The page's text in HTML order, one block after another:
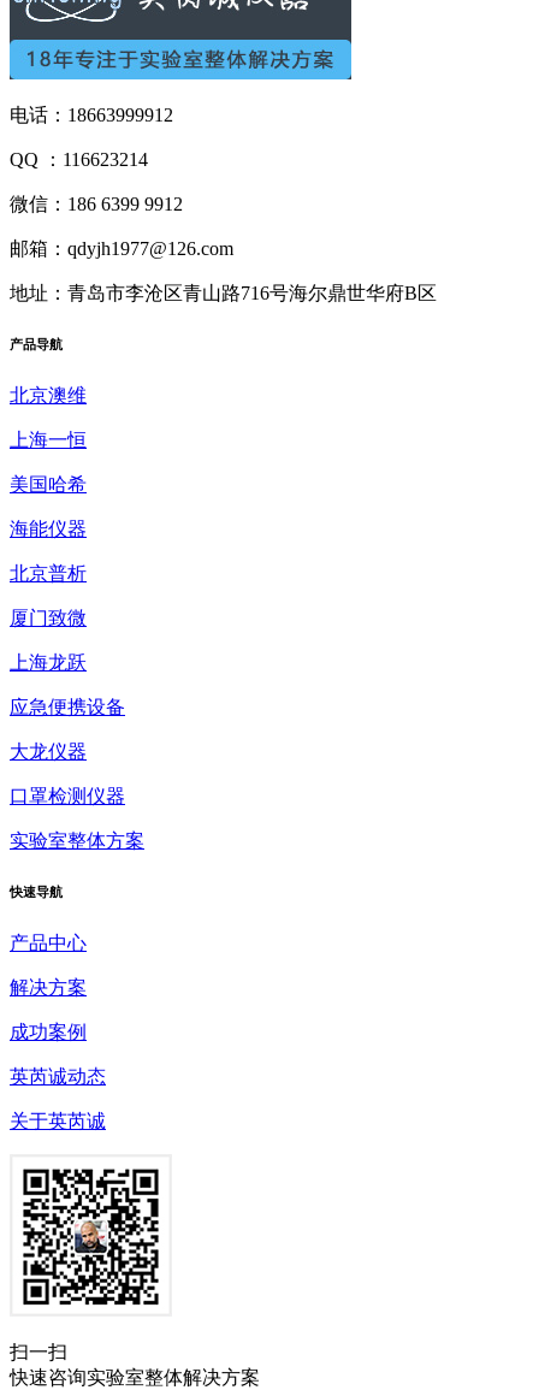
电话：18663999912
QQ ：116623214
微信：186 6399 9912
邮箱：qdyjh1977@126.com
地址：青岛市李沧区青山路716号海尔鼎世华府B区
产品导航
北京澳维
上海一恒
美国哈希
海能仪器
北京普析
厦门致微
上海龙跃
应急便携设备
大龙仪器
口罩检测仪器
实验室整体方案
快速导航
产品中心
解决方案
成功案例
英芮诚动态
关于英芮诚
扫一扫
快速咨询实验室整体解决方案